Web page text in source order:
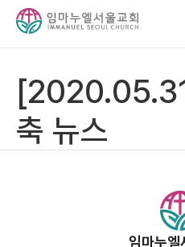
축 뉴스
임마누엘